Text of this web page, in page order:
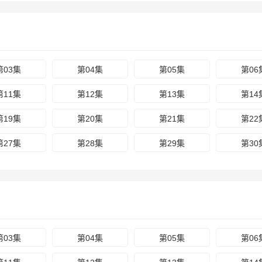
03集 第04集 第05集 第06
11集 第12集 第13集 第14
19集 第20集 第21集 第22
27集 第28集 第29集 第30
03集 第04集 第05集 第06